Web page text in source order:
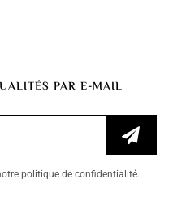
PAR E-MAIL
politique de confidentialité.